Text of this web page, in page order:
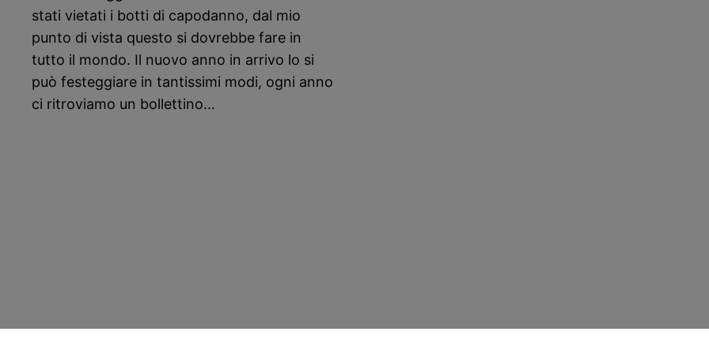
stati vietati i botti di capodanno, dal mio
punto di vista questo si dovrebbe fare in
tutto il mondo. Il nuovo anno in arrivo lo si
può festeggiare in tantissimi modi, ogni anno
ci ritroviamo un bollettino…